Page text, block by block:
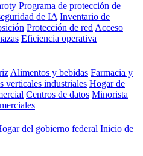
Programa de protección de
de IA Inventario de
Protección de red Acceso
Eficiencia operativa
Alimentos y bebidas Farmacia y
verticales industriales Hogar de
Centros de datos Minorista
del gobierno federal Inicio de